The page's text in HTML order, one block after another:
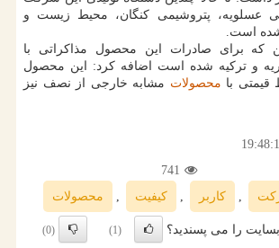
عسلویه، پتروشیمی کنگان، محیط زیست و
است.
که برای صادرات این محصول مذاکراتی با
و ترکیه شده است اضافه کرد: این محصول
قیمتی با محصولات مشابه خارجی از نصف نیز
741
, كاربر , كیفیت , محصولات
را می پسندید؟ (1)
(0)